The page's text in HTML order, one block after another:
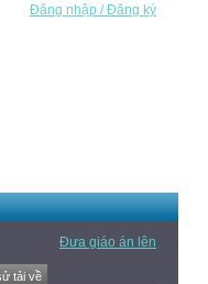
Đăng nhập / Đăng ký
Đưa giáo án lên
tải về